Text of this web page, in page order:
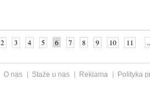
2 3 4 5 6 7 8 9 10 11
O nas Staże u nas Reklama
Polityka